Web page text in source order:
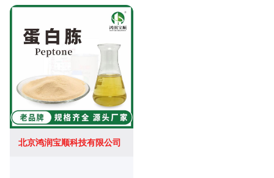
北京鸿润宝顺科技有限公司